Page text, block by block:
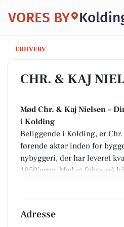
VORES BY
ERHVERV
CHR. & KAJ NIELSEN
CHR. & KAJ
Mød Chr. & Kaj Nielsen –
i Kolding
Beliggende i Kolding, er
førende aktør inden for
nybyggeri, der har leveret
1950’erne. Med et fokus på
og individuelle løsninger,
metoder gør dem til dit
Adresse